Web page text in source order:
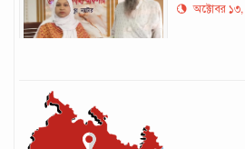
অক্টোবর